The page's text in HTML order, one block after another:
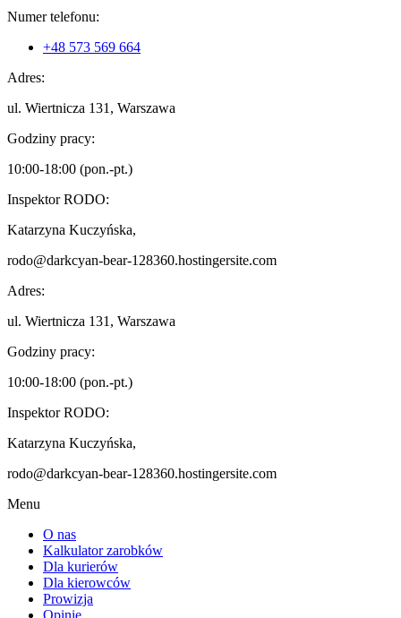
Numer telefonu:
+48 573 569 664
Adres:
ul. Wiertnicza 131, Warszawa
Godziny pracy:
10:00-18:00 (pon.-pt.)
Inspektor RODO:
Katarzyna Kuczyńska,
rodo@darkcyan-bear-128360.hostingersite.com
Adres:
ul. Wiertnicza 131, Warszawa
Godziny pracy:
10:00-18:00 (pon.-pt.)
Inspektor RODO:
Katarzyna Kuczyńska,
rodo@darkcyan-bear-128360.hostingersite.com
Menu
O nas
Kalkulator zarobków
Dla kurierów
Dla kierowców
Prowizja